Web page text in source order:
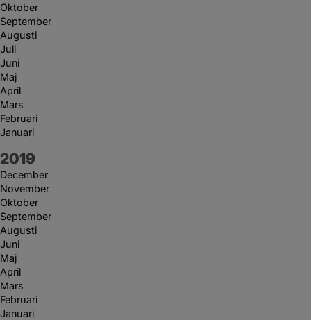
Oktober
September
Augusti
Juli
Juni
Maj
April
Mars
Februari
Januari
År:
2019
December
November
Oktober
September
Augusti
Juni
Maj
April
Mars
Februari
Januari